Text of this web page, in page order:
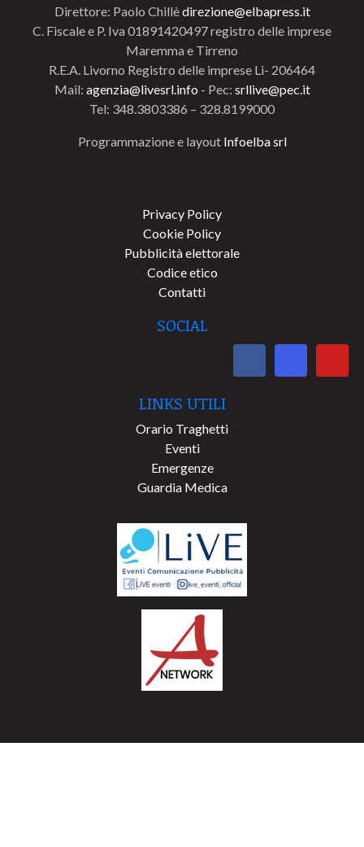
Direttore: Paolo Chillèdirezione@elbapress.it
C. Fiscale e P. Iva 01891420497 registro delle imprese
Maremma e Tirreno
R.E.A. Livorno Registro delle imprese Li- 206464
Mail: agenzia@livesrl.info - Pec: srllive@pec.it
Tel: 348.3803386 – 328.8199000
Programmazione e layout Infoelba srl
Privacy Policy
Cookie Policy
Pubblicità elettorale
Codice etico
Contatti
SOCIAL
LINKS UTILI
Orario Traghetti
Eventi
Emergenze
Guardia Medica